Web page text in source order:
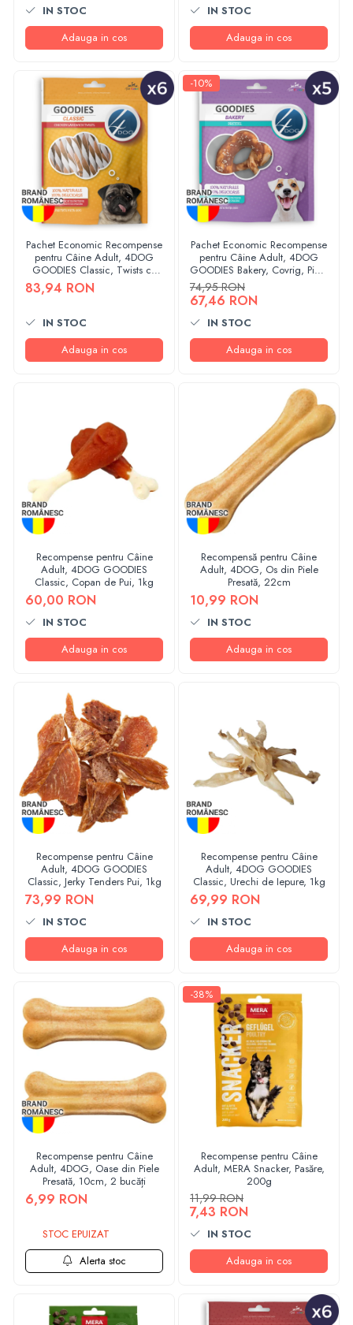
IN STOC
Adauga in cos
IN STOC
Adauga in cos
Pachet Economic Recompense
pentru Câine Adult, 4DOG
GOODIES Classic, Twists cu
Pui, 6x100g
83,94 RON
IN STOC
Adauga in cos
-10%
Pachet Economic Recompense
pentru Câine Adult, 4DOG
GOODIES Bakery, Covrig, Piele
Presată și Pui, 5x100g
74,95 RON
67,46 RON
IN STOC
Adauga in cos
Recompense pentru Câine
Adult, 4DOG GOODIES
Classic, Copan de Pui, 1kg
60,00 RON
IN STOC
Adauga in cos
Recompensă pentru Câine
Adult, 4DOG, Os din Piele
Presată, 22cm
10,99 RON
IN STOC
Adauga in cos
Recompense pentru Câine
Adult, 4DOG GOODIES
Classic, Jerky Tenders Pui, 1kg
73,99 RON
IN STOC
Adauga in cos
Recompense pentru Câine
Adult, 4DOG GOODIES
Classic, Urechi de Iepure, 1kg
69,99 RON
IN STOC
Adauga in cos
Recompense pentru Câine
Adult, 4DOG, Oase din Piele
Presată, 10cm, 2 bucăți
6,99 RON
STOC EPUIZAT
Alerta stoc
-38%
Recompense pentru Câine
Adult, MERA Snacker, Pasăre,
200g
11,99 RON
7,43 RON
IN STOC
Adauga in cos